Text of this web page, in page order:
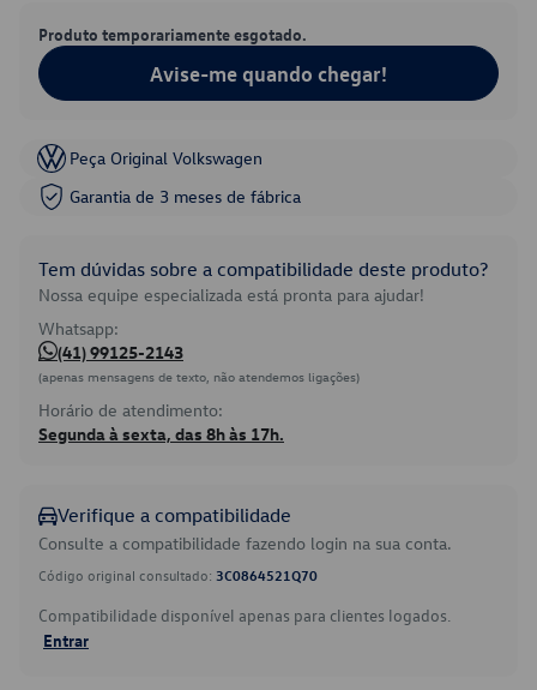
Produto temporariamente esgotado.
Avise-me quando chegar!
Peça Original Volkswagen
Garantia de 3 meses de fábrica
Tem dúvidas sobre a compatibilidade deste produto?
Nossa equipe especializada está pronta para ajudar!
Whatsapp:
(41) 99125-2143
(apenas mensagens de texto, não atendemos ligações)
Horário de atendimento:
Segunda à sexta, das 8h às 17h.
Verifique a compatibilidade
Consulte a compatibilidade fazendo login na sua conta.
Código original consultado: 3C0864521Q70
Compatibilidade disponível apenas para clientes logados.
Entrar